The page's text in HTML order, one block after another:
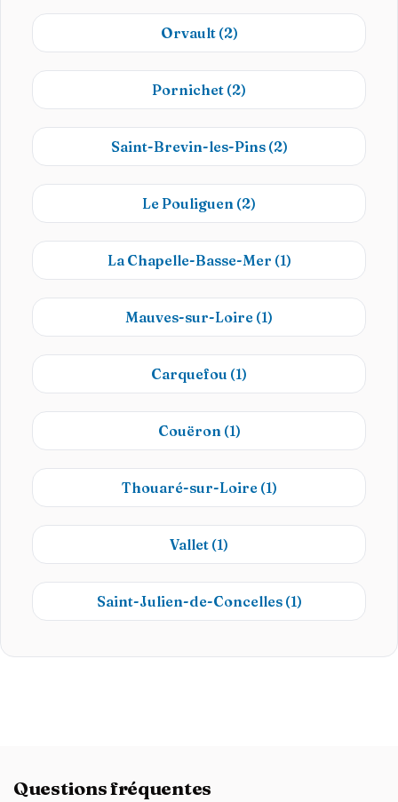
Orvault (2)
Pornichet (2)
Saint-Brevin-les-Pins (2)
Le Pouliguen (2)
La Chapelle-Basse-Mer (1)
Mauves-sur-Loire (1)
Carquefou (1)
Couëron (1)
Thouaré-sur-Loire (1)
Vallet (1)
Saint-Julien-de-Concelles (1)
Questions fréquentes